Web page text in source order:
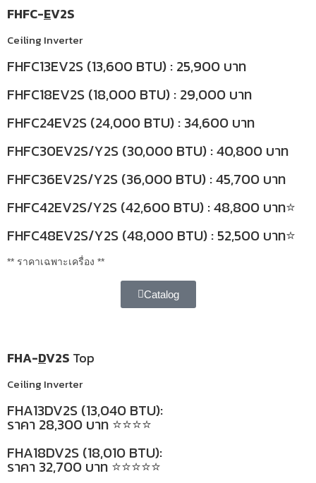
FHFC-EV2S
Ceiling Inverter
FHFC13EV2S (13,600 BTU) : 25,900 บาท
FHFC18EV2S (18,000 BTU) : 29,000 บาท
FHFC24EV2S (24,000 BTU) : 34,600 บาท
FHFC30EV2S/Y2S (30,000 BTU) : 40,800 บาท
FHFC36EV2S/Y2S (36,000 BTU) : 45,700 บาท
FHFC42EV2S/Y2S (42,600 BTU) : 48,800 บาท⭐
FHFC48EV2S/Y2S (48,000 BTU) : 52,500 บาท⭐
** ราคาเฉพาะเครื่อง **
Catalog
FHA-DV2S Top
Ceiling Inverter
FHA13DV2S (13,040 BTU):
ราคา 28,300 บาท ⭐⭐⭐⭐
FHA18DV2S (18,010 BTU):
ราคา 32,700 บาท ⭐⭐⭐⭐⭐